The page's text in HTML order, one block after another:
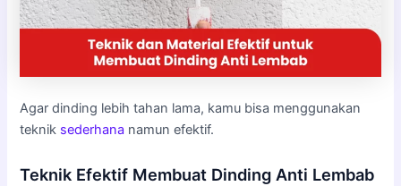
Agar dinding lebih tahan lama, kamu bisa menggunakan
teknik sederhana namun efektif.
Teknik Efektif Membuat Dinding Anti Lembab